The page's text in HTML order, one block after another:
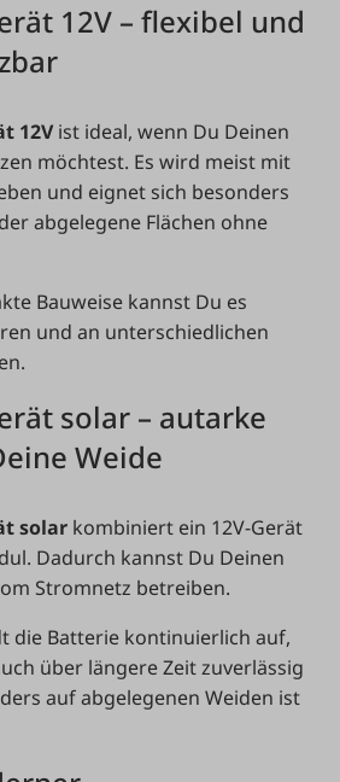
12V – flexibel und
12V ist ideal, wenn Du Deinen
möchtest. Es wird meist mit
und eignet sich besonders
abgelegene Flächen ohne
Bauweise kannst Du es
und an unterschiedlichen
solar – autarke
Weide
solar kombiniert ein 12V-Gerät
Dadurch kannst Du Deinen
Stromnetz betreiben.
die Batterie kontinuierlich auf,
über längere Zeit zuverlässig
auf abgelegenen Weiden ist